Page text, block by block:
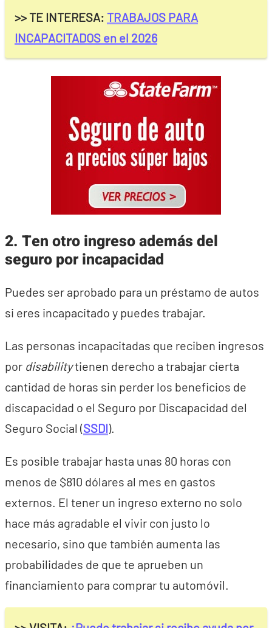
>> TE INTERESA: TRABAJOS PARA
INCAPACITADOS en el 2026
2. Ten otro ingreso además del
seguro por incapacidad
Puedes ser aprobado para un préstamo de autos
si eres incapacitado y puedes trabajar.
Las personas incapacitadas que reciben ingresos
por disabilitytienen derecho a trabajar cierta
cantidad de horas sin perder los beneficios de
discapacidad o el Seguro por Discapacidad del
Seguro Social (SSDI).
Es posible trabajar hasta unas 80 horas con
menos de $810 dólares al mes en gastos
externos. El tener un ingreso externo no solo
hace más agradable el vivir con justo lo
necesario, sino que también aumenta las
probabilidades de que te aprueben un
financiamiento para comprar tu automóvil.